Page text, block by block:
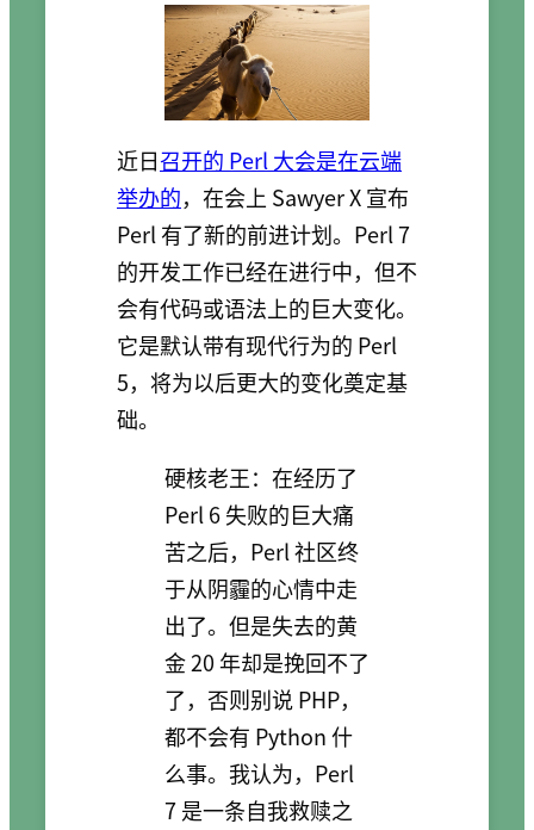
近日召开的 Perl 大会是在云端
举办的，在会上 Sawyer X 宣布
Perl 有了新的前进计划。Perl 7
的开发工作已经在进行中，但不
会有代码或语法上的巨大变化。
它是默认带有现代行为的 Perl
5，将为以后更大的变化奠定基
础。
硬核老王：在经历了
Perl 6 失败的巨大痛
苦之后，Perl 社区终
于从阴霾的心情中走
出了。但是失去的黄
金 20 年却是挽回不了
了，否则别说 PHP，
都不会有 Python 什
么事。我认为，Perl
7 是一条自我救赎之